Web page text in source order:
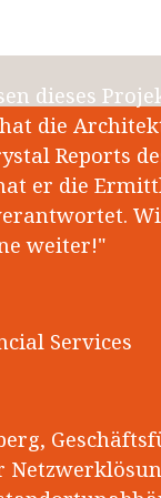
dieses
die
Reports
er die
weiter!"
Services